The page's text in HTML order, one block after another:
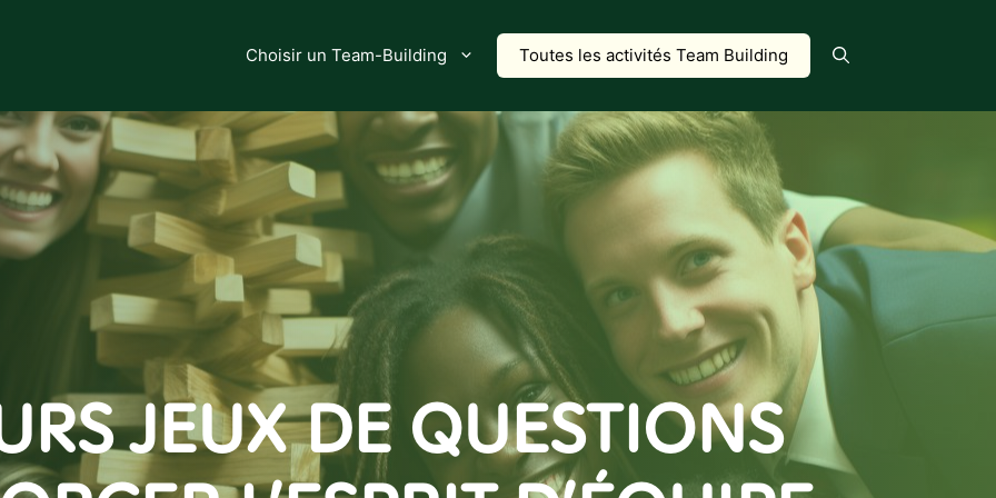
Choisir un Team-Building Toutes les activités Team Building
JEUX DE QUESTIONS